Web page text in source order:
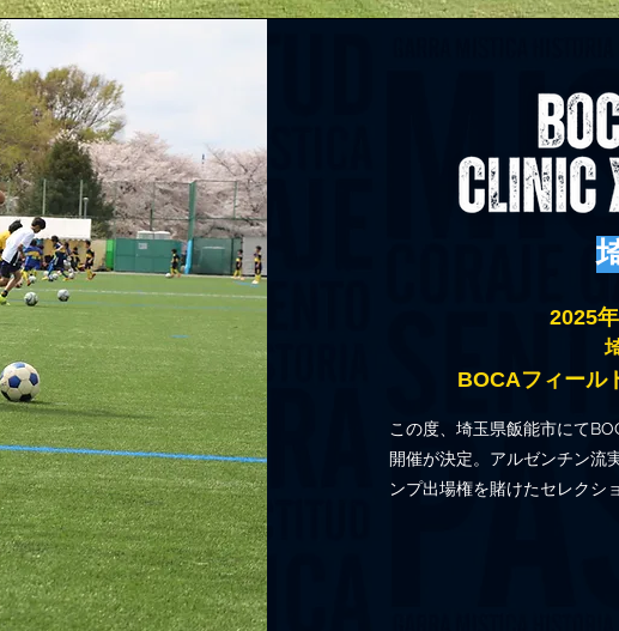
2025
​BOCAフィール
この度、埼玉県飯能市にて
開催が決定。アルゼンチン流
ンプ出場権を賭けたセレクシ